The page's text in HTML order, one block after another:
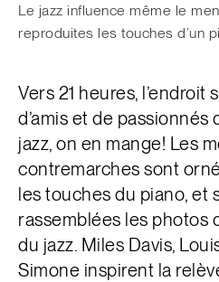
Le jazz influence même le
reproduites les touches d’un
Vers 21 heures,
d’amis et de passionnés
jazz, on en mange! Les
contremarches sont
les touches du piano, et
rassemblées les photos
du jazz. Miles Davis,
Simone inspirent la